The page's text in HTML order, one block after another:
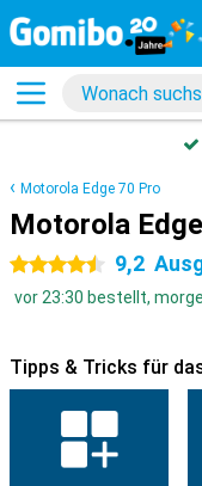
Motorola Edge 70 Pro
Motorola
4.5 Sterne 9,2
vor 23:30 bestellt,
Tipps & Tricks für